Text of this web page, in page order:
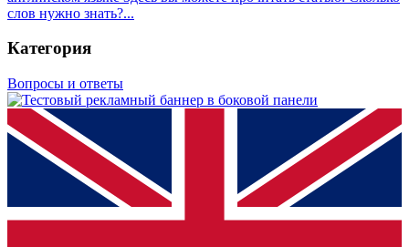
слов нужно знать?...
Категория
Вопросы и ответы